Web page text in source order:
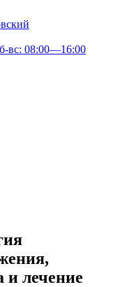
вс: 08:00—16:00
и лечение